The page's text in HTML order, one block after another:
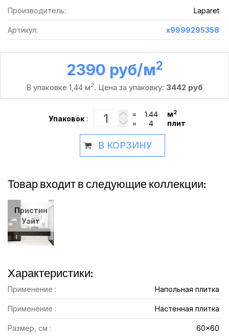
Производитель: Laparet
Артикул: х9999295358
2390 руб /м2
В упаковке 1,44 м2. Цена за упаковку: 3442 руб
Упаковок :
= м2
= плит
В КОРЗИНУ
Товар входит в следующие коллекции:
Пристин
Уайт
Характеристики:
Применение : Напольная плитка
Применение : Настенная плитка
Размер, см : 60x60